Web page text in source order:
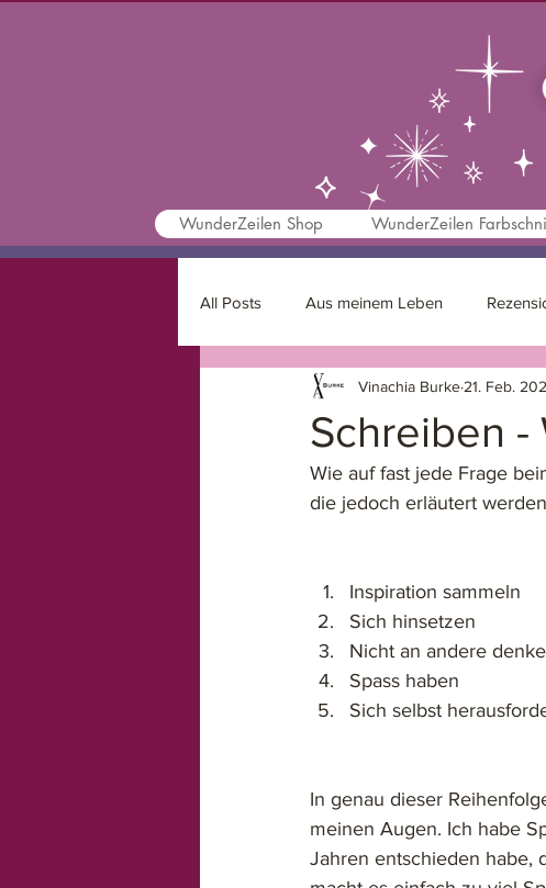
WunderZeilen Shop WunderZeilen
All Posts Aus meinem Leben
Schreibtipps Motivation
Schreiben -
Vinachia Burke 21. Feb.
Wie auf fast jede Frage
die jedoch erläutert
Inspiration sammeln
Sich hinsetzen
Nicht an andere
Spass haben
Sich selbst
In genau dieser
meinen Augen. Ich habe
Jahren entschieden habe,